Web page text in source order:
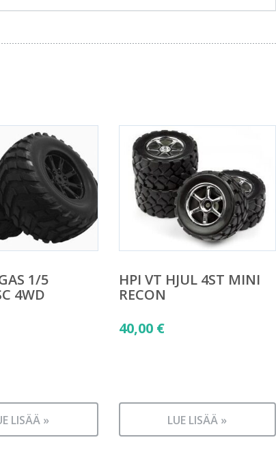
1/5
4WD
LISÄÄ »
HPI VT HJUL 4ST MINI
RECON
40,00 €
LUE LISÄÄ »